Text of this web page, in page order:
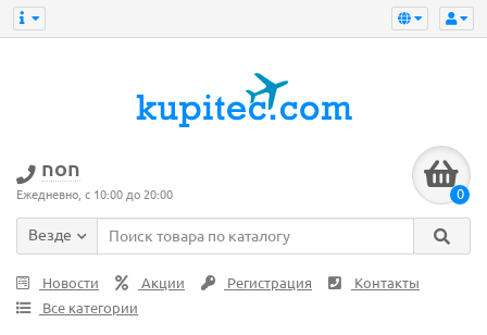
non
Ежедневно, с 10:00 до 20:00 0
Везде
Новости Акции Регистрация
Контакты
Все категории